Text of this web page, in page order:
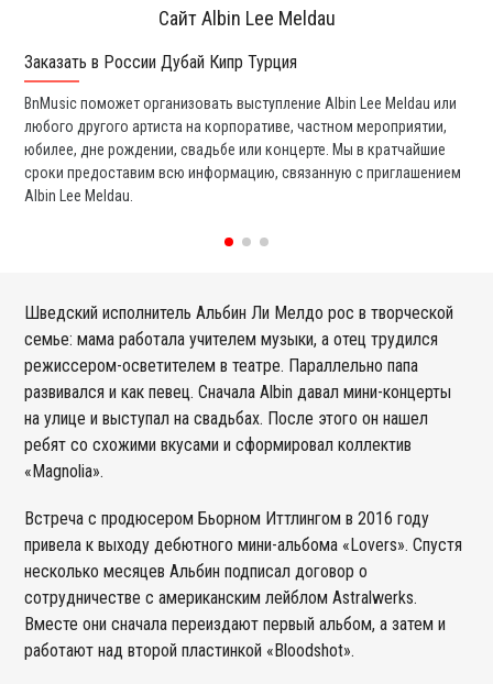
Сайт Albin Lee Meldau
Заказать в России Дубай Кипр Турция
BnMusic поможет организовать выступление Albin Lee Meldau или
любого другого артиста на корпоративе, частном мероприятии,
юбилее, дне рождении, свадьбе или концерте. Мы в кратчайшие
сроки предоставим всю информацию, связанную с приглашением
Albin Lee Meldau.
Шведский исполнитель Альбин Ли Мелдо рос в творческой
семье: мама работала учителем музыки, а отец трудился
режиссером-осветителем в театре. Параллельно папа
развивался и как певец. Сначала Albin давал мини-концерты
на улице и выступал на свадьбах. После этого он нашел
ребят со схожими вкусами и сформировал коллектив
«Magnolia».
Встреча с продюсером Бьорном Иттлингом в 2016 году
привела к выходу дебютного мини-альбома «Lovers». Спустя
несколько месяцев Альбин подписал договор о
сотрудничестве с американским лейблом Astralwerks.
Вместе они сначала переиздают первый альбом, а затем и
работают над второй пластинкой «Bloodshot».